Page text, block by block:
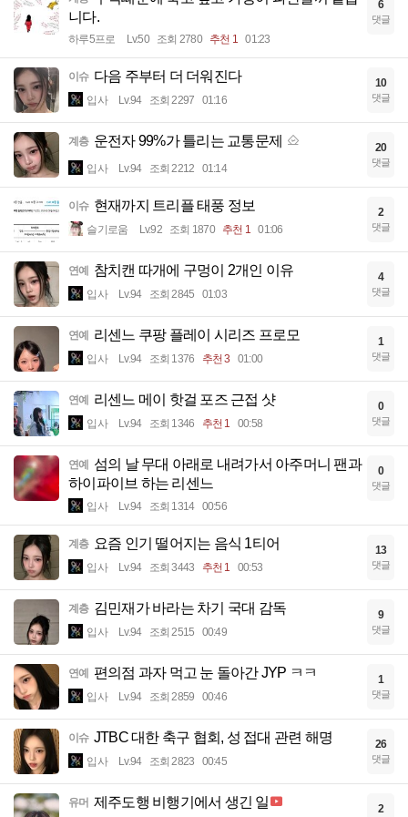
니다.
하루5프로 Lv.50 조회 2780 추천 1 01:23
6
댓글
이슈 다음 주부터 더 더워진다
입사 Lv.94 조회 2297 01:16
10
댓글
계층 운전자 99%가 틀리는 교통문제
입사 Lv.94 조회 2212 01:14
20
댓글
이슈 현재까지 트리플 태풍 정보
슬기로움 Lv.92 조회 1870 추천 1 01:06
2
댓글
연예 참치캔 따개에 구멍이 2개인 이유
입사 Lv.94 조회 2845 01:03
4
댓글
연예 리센느 쿠팡 플레이 시리즈 프로모
입사 Lv.94 조회 1376 추천 3 01:00
1
댓글
연예 리센느 메이 핫걸 포즈 근접 샷
입사 Lv.94 조회 1346 추천 1 00:58
0
댓글
연예
섬의 날 무대 아래로 내려가서 아주머니 팬과
하이파이브 하는 리센느
입사 Lv.94 조회 1314 00:56
0
댓글
계층 요즘 인기 떨어지는 음식 1티어
입사 Lv.94 조회 3443 추천 1 00:53
13
댓글
계층 김민재가 바라는 차기 국대 감독
입사 Lv.94 조회 2515 00:49
9
댓글
연예 편의점 과자 먹고 눈 돌아간 JYP ㅋㅋ
입사 Lv.94 조회 2859 00:46
1
댓글
이슈 JTBC 대한 축구 협회, 성 접대 관련 해명
입사 Lv.94 조회 2823 00:45
26
댓글
유머 제주도행 비행기에서 생긴 일 2